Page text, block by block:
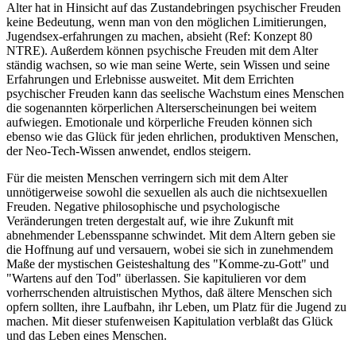
Alter hat in Hinsicht auf das Zustandebringen psychischer Freuden
keine Bedeutung, wenn man von den möglichen Limitierungen,
Jugendsex-erfahrungen zu machen, absieht (Ref: Konzept 80
NTRE). Außerdem können psychische Freuden mit dem Alter
ständig wachsen, so wie man seine Werte, sein Wissen und seine
Erfahrungen und Erlebnisse ausweitet. Mit dem Errichten
psychischer Freuden kann das seelische Wachstum eines Menschen
die sogenannten körperlichen Alterserscheinungen bei weitem
aufwiegen. Emotionale und körperliche Freuden können sich
ebenso wie das Glück für jeden ehrlichen, produktiven Menschen,
der Neo-Tech-Wissen anwendet, endlos steigern.
Für die meisten Menschen verringern sich mit dem Alter
unnötigerweise sowohl die sexuellen als auch die nichtsexuellen
Freuden. Negative philosophische und psychologische
Veränderungen treten dergestalt auf, wie ihre Zukunft mit
abnehmender Lebensspanne schwindet. Mit dem Altern geben sie
die Hoffnung auf und versauern, wobei sie sich in zunehmendem
Maße der mystischen Geisteshaltung des "Komme-zu-Gott" und
"Wartens auf den Tod" überlassen. Sie kapitulieren vor dem
vorherrschenden altruistischen Mythos, daß ältere Menschen sich
opfern sollten, ihre Laufbahn, ihr Leben, um Platz für die Jugend zu
machen. Mit dieser stufenweisen Kapitulation verblaßt das Glück
und das Leben eines Menschen.